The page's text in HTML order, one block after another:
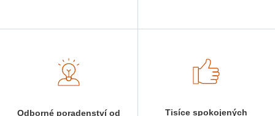
Odborné poradenství od
Tisíce spokojených